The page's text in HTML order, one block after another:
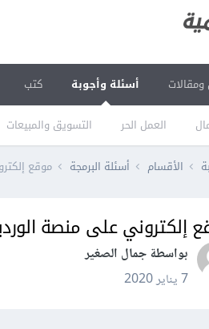
أسئلة وأجوبة
العمل الحر التسويق والمبيعات
كتب
الأقسام أسئلة البرمجة موقع
إلكتروني على منصة
بواسطة جمال الصغير
7 يناير 2020